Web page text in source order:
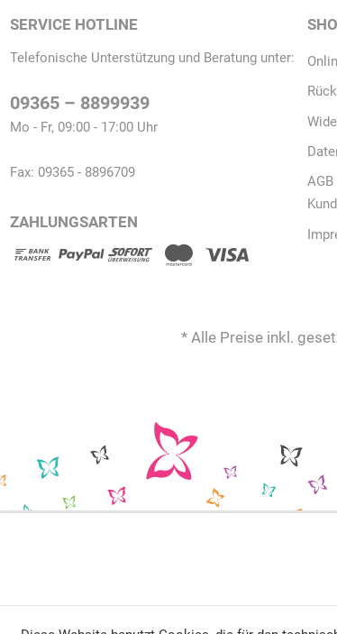
SERVICE HOTLINE
Telefonische Unterstützung und Beratung unter:
09365 – 8899939
Mo - Fr, 09:00 - 17:00 Uhr
Fax: 09365 - 8896709
ZAHLUNGSARTEN
* Alle Preise inkl.